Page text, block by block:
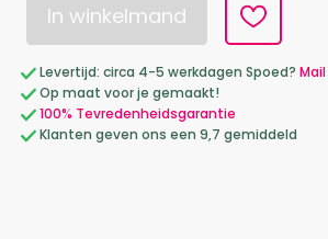
In winkelmand
Levertijd: circa 4-5 werkdagen Spoed?
Op maat voor je gemaakt!
100% Tevredenheidsgarantie
Klanten geven ons een 9,7 gemiddeld